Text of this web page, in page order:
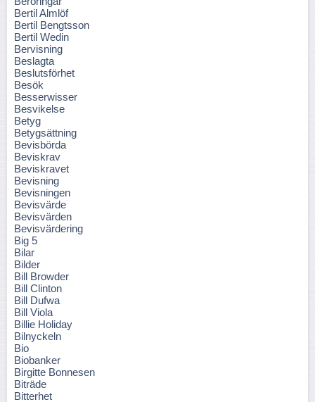
Bertil Almlöf
Bertil Bengtsson
Bertil Wedin
Bervisning
Beslagta
Beslutsförhet
Besök
Besserwisser
Besvikelse
Betyg
Betygsättning
Bevisbörda
Beviskrav
Beviskravet
Bevisning
Bevisningen
Bevisvärde
Bevisvärden
Bevisvärdering
Big 5
Bilar
Bilder
Bill Browder
Bill Clinton
Bill Dufwa
Bill Viola
Billie Holiday
Bilnyckeln
Bio
Biobanker
Birgitte Bonnesen
Biträde
Bitterhet